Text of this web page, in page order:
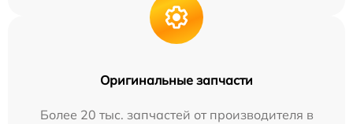
Оригинальные запчасти
Более 20 тыс. запчастей от производителя в